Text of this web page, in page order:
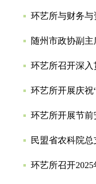
环艺所与财务
随州市政协副
环艺所召开深
环艺所开展庆祝
环艺所开展节
民盟省农科院
环艺所召开